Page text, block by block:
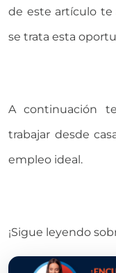
de este artículo te
se trata esta
A continuación
trabajar desde
empleo ideal.
¡Sigue leyendo